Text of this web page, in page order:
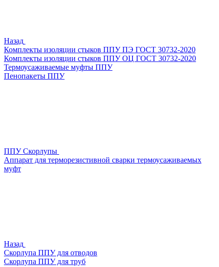
Назад
Комплекты изоляции стыков ППУ ПЭ ГОСТ 30732-2020
Комплекты изоляции стыков ППУ ОЦ ГОСТ 30732-2020
Термоусаживаемые муфты ППУ
Пенопакеты ППУ
ППУ Скорлупы
Аппарат для терморезистивной сварки термоусаживаемых
муфт
Назад
Скорлупа ППУ для отводов
Скорлупа ППУ для труб